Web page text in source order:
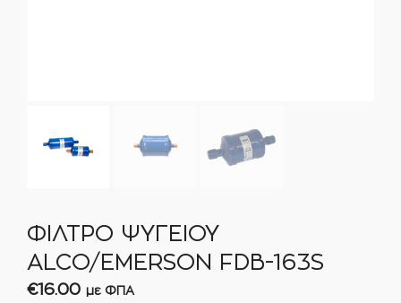
ΦΙΛΤΡΟ ΨΥΓΕΙΟΥ
ALCO/EMERSON FDB-163S
€16.00 με ΦΠΑ